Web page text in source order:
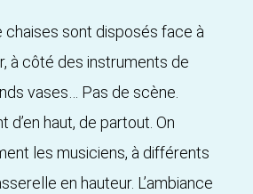
chaises sont disposés face à
à côté des instruments de
vases… Pas de scène.
d’en haut, de partout. On
les musiciens, à différents
en hauteur. L’ambiance